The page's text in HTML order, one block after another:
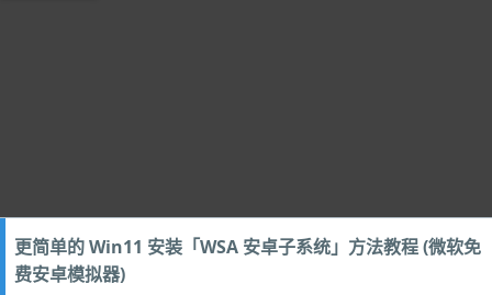
更简单的 Win11 安装「WSA 安卓子系统」方法教程 (微软免
费安卓模拟器)